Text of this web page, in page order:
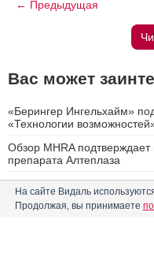
← Предыдущая
Вас может
«Берингер Ингельхайм»
«Технологии
Обзор MHRA подтверждает
препарата Алтеплаза
Компания «Берингер
прибыли в первой
На сайте Видаль
Продолжая, вы принимаете